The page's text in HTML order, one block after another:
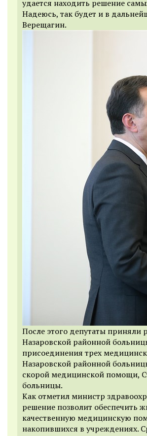
удается находить решение
Надеюсь, так будет и в
Верещагин.
После этого депутаты приняли
Назаровской районной
присоединения трех
Назаровской районной
скорой медицинской помощи,
больницы.
Как отметил министр
решение позволит обеспечить
качественную медицинскую
накопившихся в учреждениях.